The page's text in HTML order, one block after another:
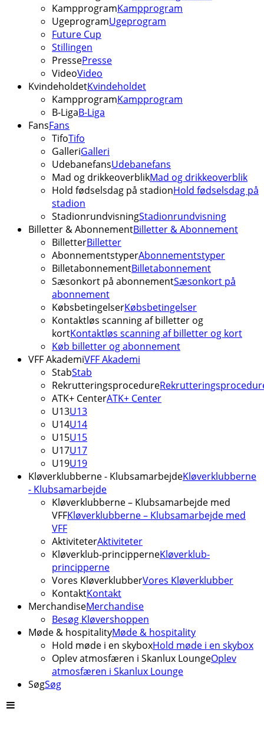
KampprogramKampprogram
UgeprogramUgeprogram
Future Cup
Stillingen
PressePresse
VideoVideo
KvindeholdetKvindeholdet
KampprogramKampprogram
B-LigaB-Liga
FansFans
TifoTifo
GalleriGalleri
UdebanefansUdebanefans
Mad og drikkeoverblikMad og drikkeoverblik
Hold fødselsdag på stadionHold fødselsdag på
stadion
StadionrundvisningStadionrundvisning
Billetter & AbonnementBilletter & Abonnement
BilletterBilletter
AbonnementstyperAbonnementstyper
BilletabonnementBilletabonnement
Sæsonkort på abonnementSæsonkort på
abonnement
KøbsbetingelserKøbsbetingelser
Kontaktløs scanning af billetter og
kortKontaktløs scanning af billetter og kort
Køb billetter og abonnement
VFF AkademiVFF Akademi
StabStab
Rekrutteringsprocedure
ATK+ CenterATK+ Center
U13U13
U14U14
U15U15
U17U17
U19U19
Kløverklubberne - KlubsamarbejdeKløverklubberne
- Klubsamarbejde
Kløverklubberne – Klubsamarbejde med
VFFKløverklubberne – Klubsamarbejde med
VFF
AktiviteterAktiviteter
Kløverklub-principperneKløverklub-
principperne
Vores KløverklubberVores Kløverklubber
KontaktKontakt
MerchandiseMerchandise
Besøg Kløvershoppen
Møde & hospitalityMøde & hospitality
Hold møde i en skyboxHold møde i en skybox
Oplev atmosfæren i Skanlux LoungeOplev
atmosfæren i Skanlux Lounge
SøgSøg